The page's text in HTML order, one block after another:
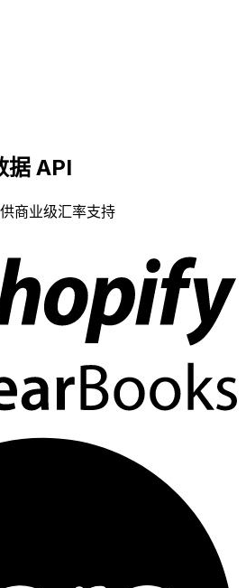
据 API
商业级汇率支持